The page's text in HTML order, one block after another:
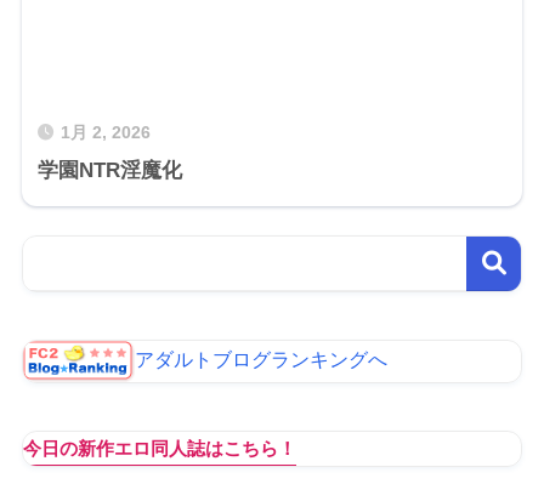
1月 2, 2026
学園NTR淫魔化
アダルトブログランキングへ
今日の新作エロ同人誌はこちら！